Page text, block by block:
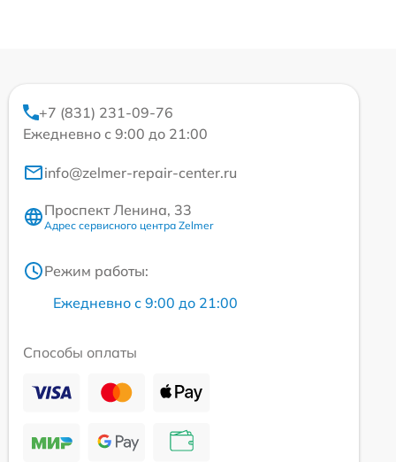
+7 (831) 231-09-76
Ежедневно с 9:00 до 21:00
info@zelmer-repair-center.ru
Проспект Ленина, 33
Адрес сервисного центра Zelmer
Режим работы:
Ежедневно с 9:00 до 21:00
Способы оплаты